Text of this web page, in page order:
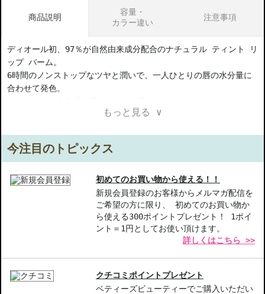
商品説明
容量・
カラー違い
注意事項
ディオール初、97％が自然由来成分配合のナチュラル ティント リ
ップ バーム。
6時間のノンストップなツヤと潤いで、一人ひとりの唇の水分量に
合わせて発色。
新しいクチュール ケースにドレス アップし、ケア効果の高いチェ
色に合うシェード バリエーションを揃えたディオール アディクト
リップ グロウ。
まに、アップグレードして登場します。
リップ バームとしてそのまま塗って、もしくは口紅のベースとし
【商品の特徴】
自然由来成分-97％が自然由来成分で、安心して使用できるナチュ
もっと見る ∨
今注目のトピックス
初めてのお買い物から使える！！
新規会員登録のお客様からメルマガ配信を
ご希望の方に限り、 初めてのお買い物か
ら使える300ポイントプレゼント！ 1ポイ
ント＝1円としてお使い頂けます。
詳しくはこちら >>
クチコミポイントプレゼント
ベティーズビューティーでご購入いただい